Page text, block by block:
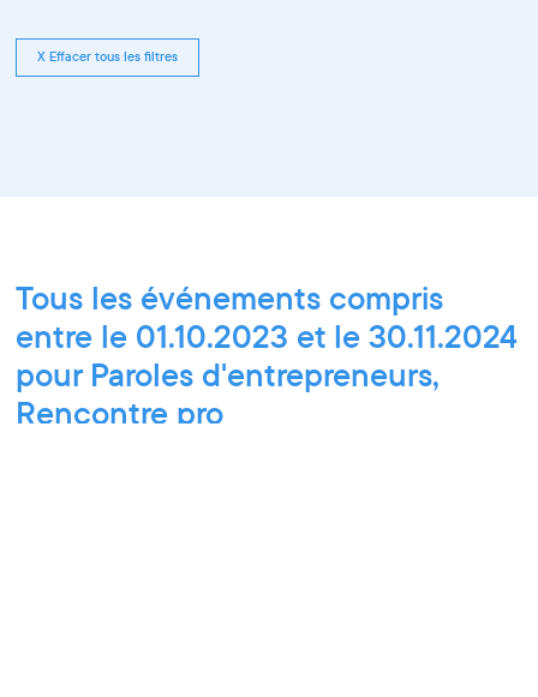
X Effacer tous les filtres
Tous les événements compris
entre le 01.10.2023 et le 30.11.2024
pour Paroles d'entrepreneurs,
Rencontre pro